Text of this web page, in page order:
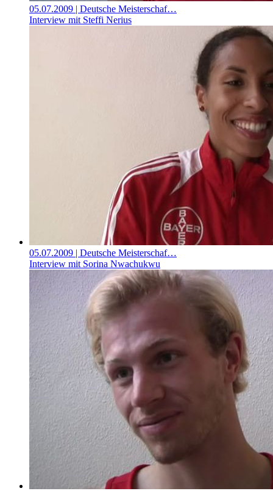
05.07.2009 | Deutsche Meisterschaf…
Interview mit Steffi Nerius
05.07.2009 | Deutsche Meisterschaf…
Interview mit Sorina Nwachukwu